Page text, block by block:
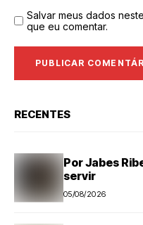
Salvar meus dados
que eu comentar.
RECENTES
Por Jabes
servir
05/08/2026